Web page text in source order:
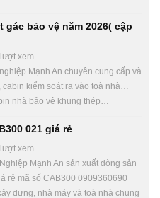
gác bảo vệ năm 2026( cập
xem
Mạnh An chuyên cung cấp và
cabin kiểm soát ra vào toà nhà…
nhà bảo vệ khung thép…
021 giá rẻ
xem
Mạnh An sản xuất dòng sản
rẻ mã số CAB300 0909360690
dựng, nhà máy và toà nhà chung